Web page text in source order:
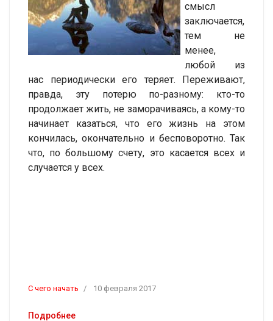
смысл
заключается,
тем не
менее,
любой из
нас периодически его теряет. Переживают,
правда, эту потерю по-разному: кто-то
продолжает жить, не заморачиваясь, а кому-то
начинает казаться, что его жизнь на этом
кончилась, окончательно и бесповоротно. Так
что, по большому счету, это касается всех и
случается у всех.
C чего начать 10 февраля 2017
Подробнее